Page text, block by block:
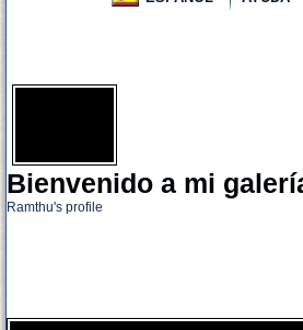
Bienvenido a mi
Ramthu's profile